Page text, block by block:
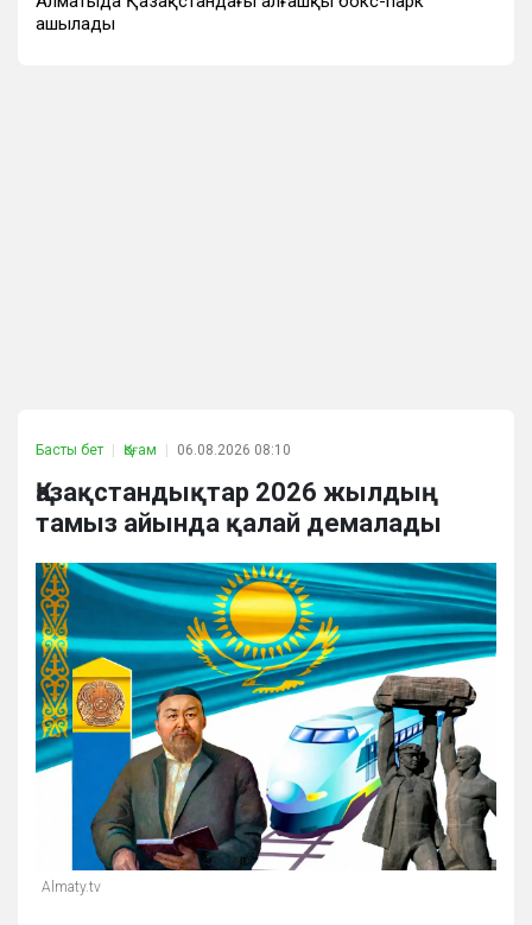
ашылады
Басты бет Қоғам 06.08.2026 08:10
Қазақстандықтар 2026 жылдың
тамыз айында қалай демалады
Almaty.tv